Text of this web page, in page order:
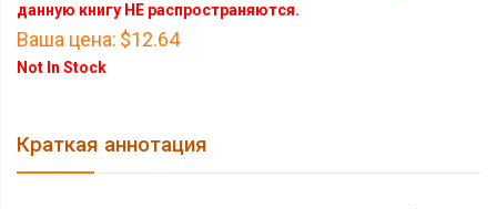
данную книгу НЕ распространяются.
Ваша цена: $12.64
Not In Stock
Краткая аннотация